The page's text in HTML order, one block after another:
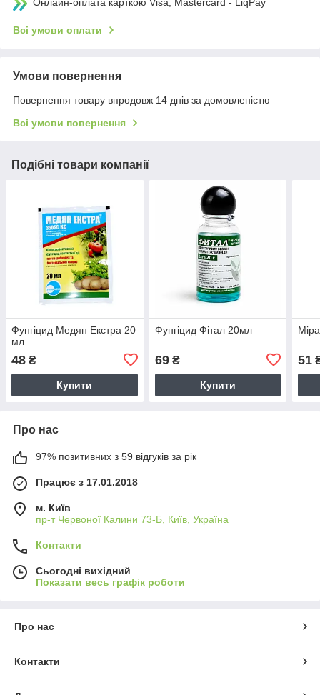
Онлайн-оплата карткою Visa, Mastercard - LiqPay
Всі умови оплати
Умови повернення
Повернення товару впродовж 14 днів за домовленістю
Всі умови повернення
Подібні товари компанії
Фунгіцид Медян Екстра 20
мл
48 ₴
Купити
Фунгіцид Фітал 20мл
69₴
Купити
51
Про нас
97% позитивних з 59 відгуків за рік
Працює з 17.01.2018
м. Київ
пр-т Червоної Калини 73-Б, Київ, Україна
Контакти
Сьогодні вихідний
Показати весь графік роботи
Про нас
Контакти